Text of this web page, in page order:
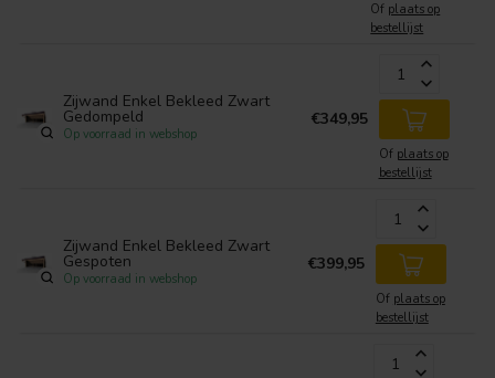
Of plaats op
bestellijst
Zijwand Enkel Bekleed Zwart
Gedompeld
Op voorraad in webshop
€349,95
Of plaats op
bestellijst
Zijwand Enkel Bekleed Zwart
Gespoten
Op voorraad in webshop
€399,95
Of plaats op
bestellijst